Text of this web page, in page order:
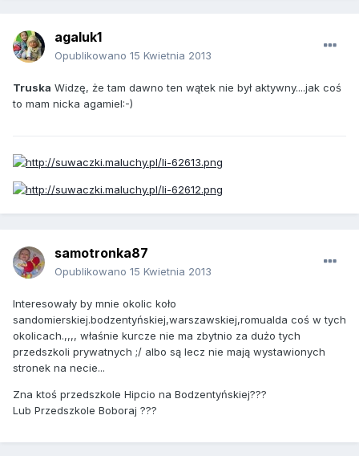
agaluk1
Opublikowano 15 Kwietnia 2013
Truska Widzę, że tam dawno ten wątek nie był aktywny....jak coś
to mam nicka agamiel:-)
samotronka87
Opublikowano 15 Kwietnia 2013
Interesowały by mnie okolic koło
sandomierskiej.bodzentyńskiej,warszawskiej,romualda coś w tych
okolicach.,,,, właśnie kurcze nie ma zbytnio za dużo tych
przedszkoli prywatnych ;/ albo są lecz nie mają wystawionych
stronek na necie...
Zna ktoś przedszkole Hipcio na Bodzentyńskiej???
Lub Przedszkole Boboraj ???